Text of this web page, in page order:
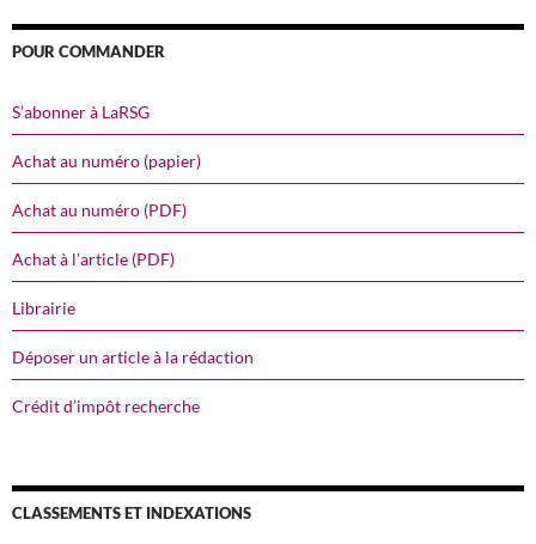
POUR COMMANDER
S’abonner à LaRSG
Achat au numéro (papier)
Achat au numéro (PDF)
Achat à l’article (PDF)
Librairie
Déposer un article à la rédaction
Crédit d’impôt recherche
CLASSEMENTS ET INDEXATIONS